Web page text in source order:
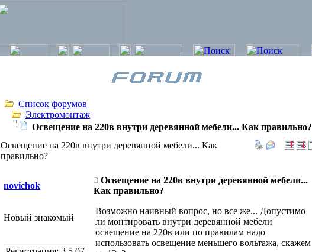
Список форумов
Электромонтаж
Освещение на 220в внутри деревянной мебели... Как правильно?
Освещение на 220в внутри деревянной мебели... Как
правильно?
novichok
Освещение на 220в внутри деревянной мебели...
Как правильно?
Новый знакомый
Возможно наивный вопрос, но все же... Допустимо
ли монтировать внутри деревянной мебели
освещение на 220в или по правилам надо
использовать освещение меньшего вольтажа, скажем